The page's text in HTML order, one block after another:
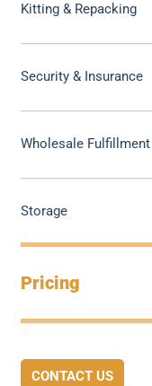
Kitting & Repacking
Security & Insurance
Wholesale Fulfillment
Storage
Pricing
CONTACT US